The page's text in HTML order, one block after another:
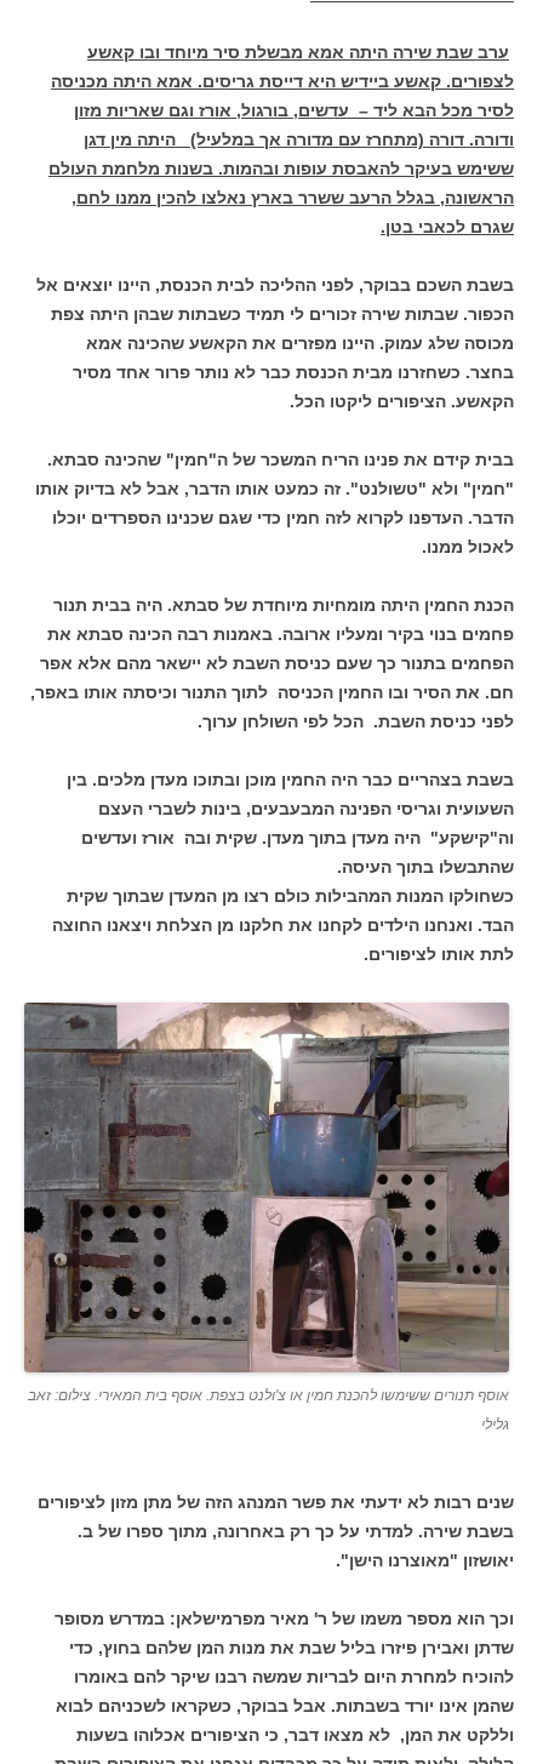
ערב שבת שירה היתה אמא מבשלת סיר מיוחד ובו קאשע
לצפורים. קאשע ביידיש היא דייסת גריסים. אמא היתה מכניסה
לסיר מכל הבא ליד – עדשים, בורגול, אורז וגם שאריות מזון
ודורה. דורה (מתחרז עם מדורה אך במלעיל) היתה מין דגן
ששימש בעיקר להאבסת עופות ובהמות. בשנות מלחמת העולם
הראשונה, בגלל הרעב ששרר בארץ נאלצו להכין ממנו לחם,
שגרם לכאבי בטן.
בשבת השכם בבוקר, לפני ההליכה לבית הכנסת, היינו יוצאים אל
הכפור. שבתות שירה זכורים לי תמיד כשבתות שבהן היתה צפת
מכוסה שלג עמוק. היינו מפזרים את הקאשע שהכינה אמא
בחצר. כשחזרנו מבית הכנסת כבר לא נותר פרור אחד מסיר
הקאשע. הציפורים ליקטו הכל.
בבית קידם את פנינו הריח המשכר של ה"חמין" שהכינה סבתא.
"חמין" ולא "טשולנט". זה כמעט אותו הדבר, אבל לא בדיוק אותו
הדבר. העדפנו לקרוא לזה חמין כדי שגם שכנינו הספרדים יוכלו
לאכול ממנו.
הכנת החמין היתה מומחיות מיוחדת של סבתא. היה בבית תנור
פחמים בנוי בקיר ומעליו ארובה. באמנות רבה הכינה סבתא את
הפחמים בתנור כך שעם כניסת השבת לא יישאר מהם אלא אפר
חם. את הסיר ובו החמין הכניסה לתוך התנור וכיסתה אותו באפר,
לפני כניסת השבת. הכל לפי השולחן ערוך.
בשבת בצהריים כבר היה החמין מוכן ובתוכו מעדן מלכים. בין
השעועית וגריסי הפנינה המבעבעים, בינות לשברי העצם
וה"קישקע" היה מעדן בתוך מעדן. שקית ובה אורז ועדשים
שהתבשלו בתוך העיסה.
כשחולקו המנות המהבילות כולם רצו מן המעדן שבתוך שקית
הבד. ואנחנו הילדים לקחנו את חלקנו מן הצלחת ויצאנו החוצה
לתת אותו לציפורים.
אוסף תנורים ששימשו להכנת חמין או צ'ולנט בצפת. אוסף בית המאירי. צילום: זאב
גלילי
שנים רבות לא ידעתי את פשר המנהג הזה של מתן מזון לציפורים
בשבת שירה. למדתי על כך רק באחרונה, מתוך ספרו של ב.
יאושזון "מאוצרנו הישן".
וכך הוא מספר משמו של ר' מאיר מפרמישלאן: במדרש מסופר
שדתן ואבירן פיזרו בליל שבת את מנות המן שלהם בחוץ, כדי
להוכיח למחרת היום לבריות שמשה רבנו שיקר להם באומרו
שהמן אינו יורד בשבתות. אבל בבוקר, כשקראו לשכניהם לבוא
וללקט את המן, לא מצאו דבר, כי הציפורים אכלוהו בשעות